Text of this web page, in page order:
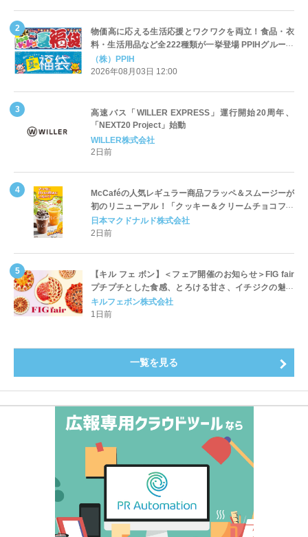
物価高に応える生活応援とワクワクを両立！食品・衣
料・生活用品など全222種類が一挙登場 PPIHグループ
「夏福袋」＆セール 8月6日(木)より順次スタート
（株）PPIH
2026年08月03日 12:00
高速バス「WILLER EXPRESS」運行開始20周年、
「NEXT20 Project」始動
WILLER株式会社
2日前
McCaféの人気レギュラー商品フラッペ＆スムージーが
初のリニューアル！「クッキー＆クリームチョコフラ
ッペ」「マンゴースムージー」8月5日（水）から販売
開始
日本マクドナルド株式会社
2日前
【キル フェ ボン】＜フェア開催のお知らせ＞FIG fair
プチプチとした食感、とろける甘さ、イチジクの魅力
をたっぷりと。新作を含め、イチジク尽くしの全4種が
登場8月20日（木）スタート
キルフェボン株式会社
1日前
一覧を見る